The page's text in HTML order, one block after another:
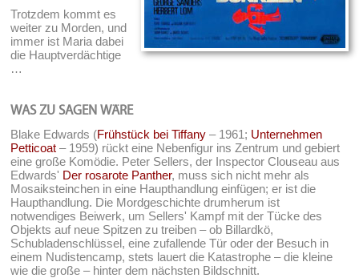
Trotzdem kommt es
weiter zu Morden, und
immer ist Maria dabei
die Hauptverdächtige
…
WAS ZU SAGEN WÄRE
Blake Edwards (Frühstück bei Tiffany – 1961; Unternehmen
Petticoat – 1959) rückt eine Nebenfigur ins Zentrum und gebiert
eine große Komödie. Peter Sellers, der Inspector Clouseau aus
Edwards' Der rosarote Panther, muss sich nicht mehr als
Mosaiksteinchen in eine Haupthandlung einfügen; er ist die
Haupthandlung. Die Mordgeschichte drumherum ist
notwendiges Beiwerk, um Sellers' Kampf mit der Tücke des
Objekts auf neue Spitzen zu treiben – ob Billardkö,
Schubladenschlüssel, eine zufallende Tür oder der Besuch in
einem Nudistencamp, stets lauert die Katastrophe – die kleine
wie die große – hinter dem nächsten Bildschnitt.